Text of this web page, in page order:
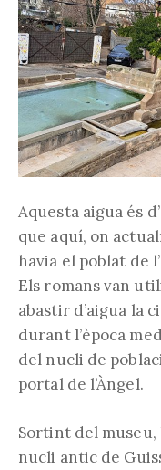
Aquesta aigua és
que aquí, on
havia el poblat de
Els romans van
abastir d’aigua la
durant l’època
del nucli de
portal de l’Àngel.
Sortint del
nucli antic de